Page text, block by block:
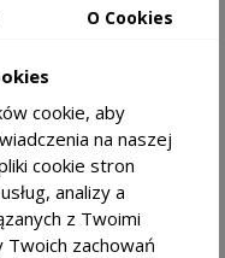
skóry głowy
świądu i zaczerwienienia
Genactiv
16,89 zł
O Cookies
cookie, aby
na naszej
cookie stron
analizy a
z Twoimi
zachowań